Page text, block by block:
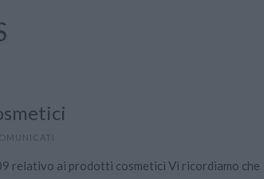
relativo ai prodotti cosmetici Vi ricordiamo che